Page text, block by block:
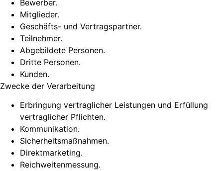
Bewerber.
Mitglieder.
Geschäfts- und Vertragspartner.
Teilnehmer.
Abgebildete Personen.
Dritte Personen.
Kunden.
Zwecke der Verarbeitung
Erbringung vertraglicher Leistungen und Erfüllung
vertraglicher Pflichten.
Kommunikation.
Sicherheitsmaßnahmen.
Direktmarketing.
Reichweitenmessung.